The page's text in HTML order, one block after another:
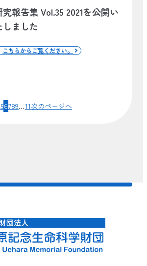
究報告集 Vol.35 2021を公開い
しました
こちらからご覧ください。
56789…11次のページへ